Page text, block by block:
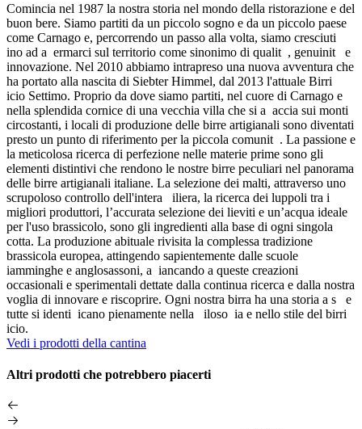
Comincia nel 1987 la nostra storia nel mondo della ristorazione e del
buon bere. Siamo partiti da un piccolo sogno e da un piccolo paese
come Carnago e, percorrendo un passo alla volta, siamo cresciuti
ino ad a ermarci sul territorio come sinonimo di qualit , genuinit e
innovazione. Nel 2010 abbiamo intrapreso una nuova avventura che
ha portato alla nascita di Siebter Himmel, dal 2013 l'attuale Birri
icio Settimo. Proprio da dove siamo partiti, nel cuore di Carnago e
nella splendida cornice di una vecchia villa che si a accia sui monti
circostanti, i locali di produzione delle birre artigianali sono diventati
presto un punto di riferimento per la piccola comunit . La passione e
la meticolosa ricerca di perfezione nelle materie prime sono gli
elementi distintivi che rendono le nostre birre peculiari nel panorama
delle birre artigianali italiane. La selezione dei malti, attraverso uno
scrupoloso controllo dell'intera iliera, la ricerca dei luppoli tra i
migliori produttori, l’accurata selezione dei lieviti e un’acqua ideale
per l'uso brassicolo, sono gli ingredienti alla base di ogni singola
cotta. La produzione abituale rivisita la complessa tradizione
brassicola europea, attingendo sapientemente dalle scuole
iamminghe e anglosassoni, a iancando a queste creazioni
occasionali e sperimentali dettate dalla continua ricerca e dalla nostra
voglia di innovare e riscoprire. Ogni nostra birra ha una storia a s e
tutte si identi icano pienamente nella iloso ia e nello stile del birri
icio.
Vedi i prodotti della cantina
Altri prodotti che potrebbero piacerti